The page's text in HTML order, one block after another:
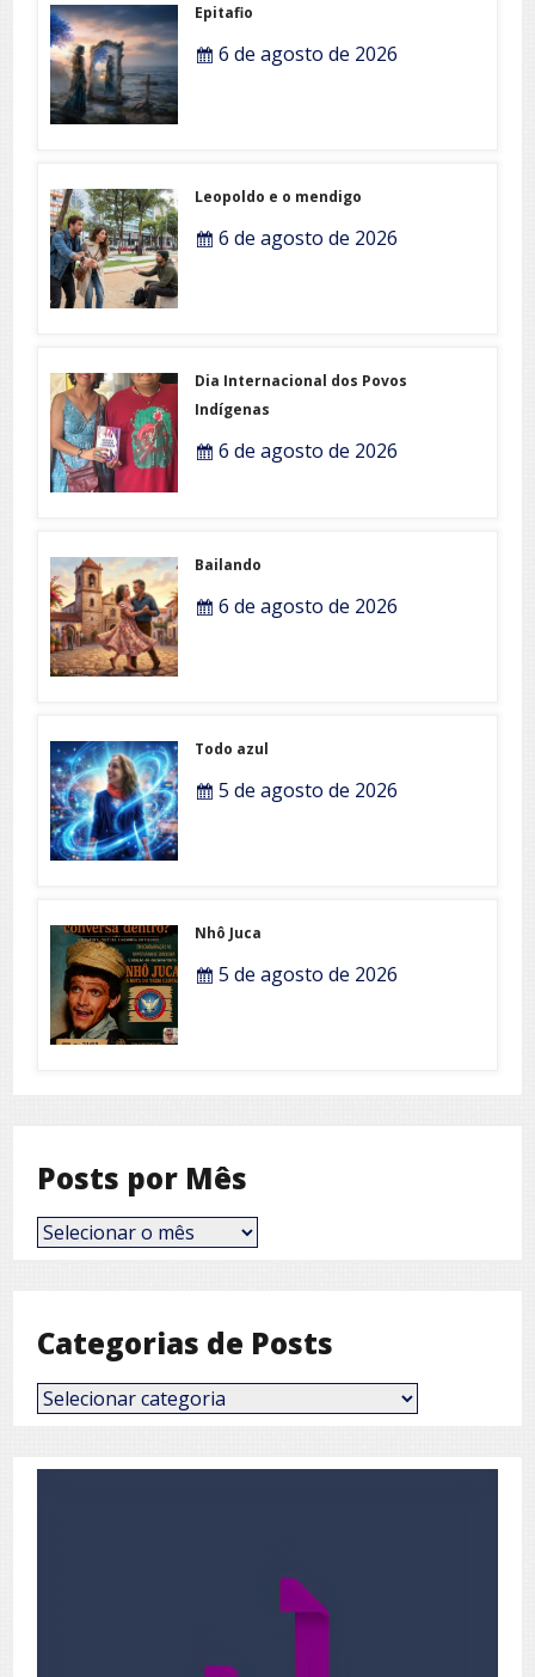
Epitafio
6 de agosto de 2026
Leopoldo e o mendigo
6 de agosto de 2026
Dia Internacional dos Povos
Indígenas
6 de agosto de 2026
Bailando
6 de agosto de 2026
Todo azul
5 de agosto de 2026
Nhô Juca
5 de agosto de 2026
Posts por Mês
Posts
por
Categorias de Posts
Categorias
de